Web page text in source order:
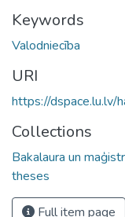
Keywords
Valodniecība
URI
https://
Collections
Bakalaura un
theses
Full item page